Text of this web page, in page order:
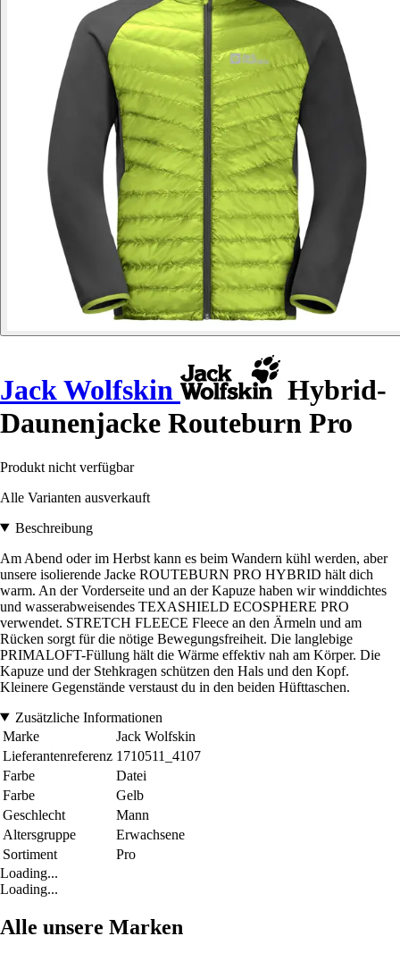
Jack Wolfskin
Hybrid-
Daunenjacke Routeburn Pro
Produkt nicht verfügbar
Alle Varianten ausverkauft
Beschreibung
Am Abend oder im Herbst kann es beim Wandern kühl werden, aber
unsere isolierende Jacke ROUTEBURN PRO HYBRID hält dich
warm. An der Vorderseite und an der Kapuze haben wir winddichtes
und wasserabweisendes TEXASHIELD ECOSPHERE PRO
verwendet. STRETCH FLEECE Fleece an den Ärmeln und am
Rücken sorgt für die nötige Bewegungsfreiheit. Die langlebige
PRIMALOFT-Füllung hält die Wärme effektiv nah am Körper. Die
Kapuze und der Stehkragen schützen den Hals und den Kopf.
Kleinere Gegenstände verstaust du in den beiden Hüfttaschen.
Zusätzliche Informationen
Marke
Jack Wolfskin
Lieferantenreferenz 1710511_4107
Farbe
Datei
Farbe
Gelb
Geschlecht
Mann
Altersgruppe
Erwachsene
Sortiment
Pro
Loading...
Loading...
Alle unsere Marken